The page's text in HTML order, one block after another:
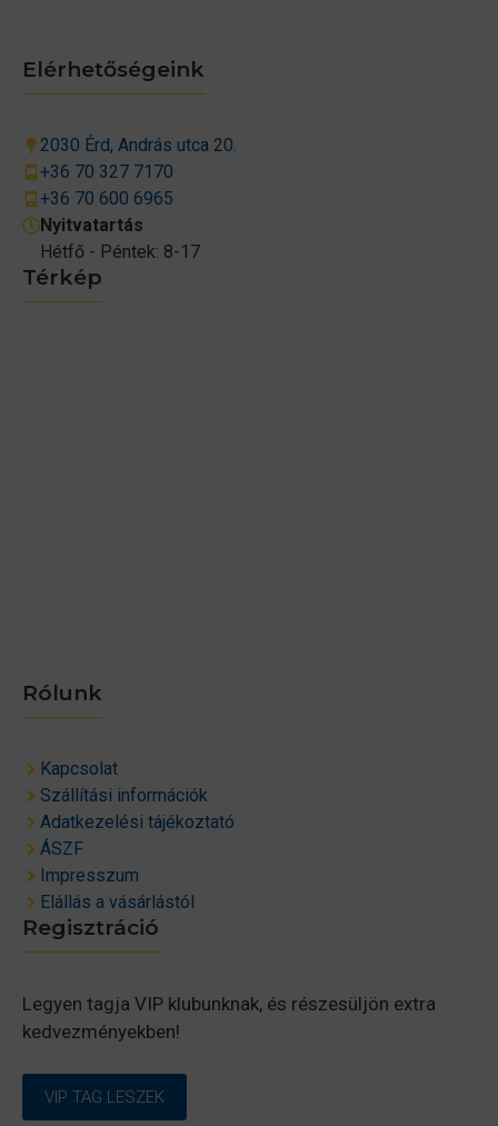
Térkép
Rólunk
Kapcsolat
Szállítási információk
Adatkezelési tájékoztató
ÁSZF
Impresszum
Elállás a vásárlástól
Elérhetőségeink
2030 Érd, András utca 20.
+36 70 327 7170
+36 70 600 6965
Nyitvatartás
Hétfő - Péntek: 8-17
Regisztráció
Legyen tagja VIP klubunknak, és részesüljön extra
kedvezményekben!
VIP TAG LESZEK